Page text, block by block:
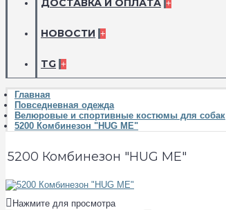
ДОСТАВКА И ОПЛАТА +
НОВОСТИ +
TG +
Главная
Повседневная одежда
Велюровые и спортивные костюмы для собак
5200 Комбинезон "HUG ME"
5200 Комбинезон "HUG ME"
Нажмите для просмотра